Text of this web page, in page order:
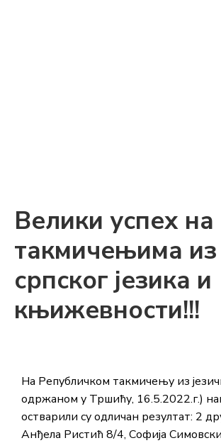
Велики успех на
такмичењима из
српског језика и
књижевности!!!
На Републичкoм такмичењу из
одржаном у Тршићу, 16.5.2022.г.)
остварили су одличан резултат: 2
Анђела Ристић 8/4, Софија